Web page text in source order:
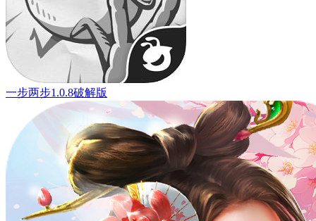
一步两步1.0.8破解版